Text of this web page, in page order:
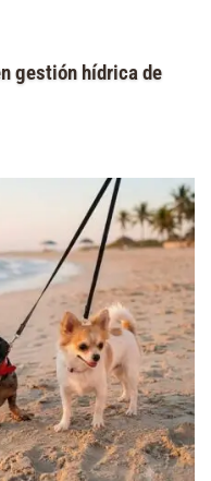
gestión hídrica de